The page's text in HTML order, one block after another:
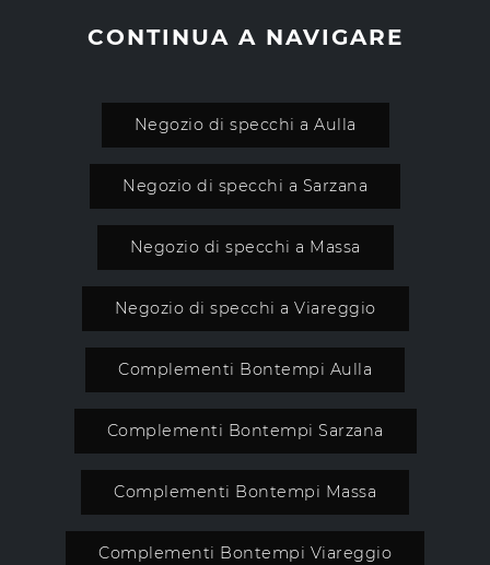
CONTINUA A NAVIGARE
Negozio di specchi a Aulla
Negozio di specchi a Sarzana
Negozio di specchi a Massa
Negozio di specchi a Viareggio
Complementi Bontempi Aulla
Complementi Bontempi Sarzana
Complementi Bontempi Massa
Complementi Bontempi Viareggio